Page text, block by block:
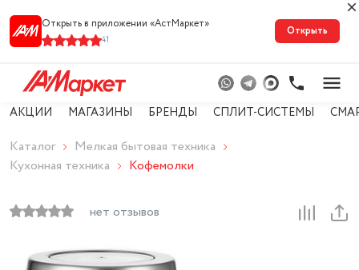
Открыть в приложении «АстМарке‪т‬»
41
Открыть
АКЦИИ МАГАЗИНЫ БРЕНДЫ СПЛИТ-СИСТЕМЫ
Каталог
Мелкая бытовая техника
Кухонная техника
Кофемолки
нет отзывов